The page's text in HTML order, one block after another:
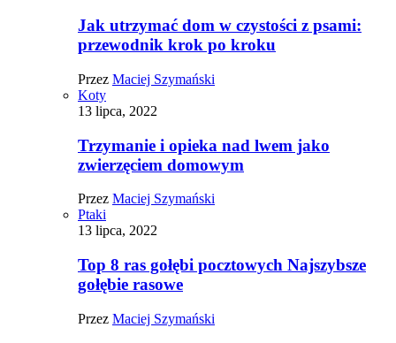
Jak utrzymać dom w czystości z psami:
przewodnik krok po kroku
Przez Maciej Szymański
Koty
13 lipca, 2022
Trzymanie i opieka nad lwem jako
zwierzęciem domowym
Przez Maciej Szymański
Ptaki
13 lipca, 2022
Top 8 ras gołębi pocztowych Najszybsze
gołębie rasowe
Przez Maciej Szymański